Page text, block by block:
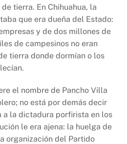
tierra. En Chihuahua, la
que era dueña del Estado:
y de dos millones de
de campesinos no eran
tierra donde dormían o los
el nombre de Pancho Villa
no está por demás decir
a la dictadura porfirista en los
le era ajena: la huelga de
organización del Partido